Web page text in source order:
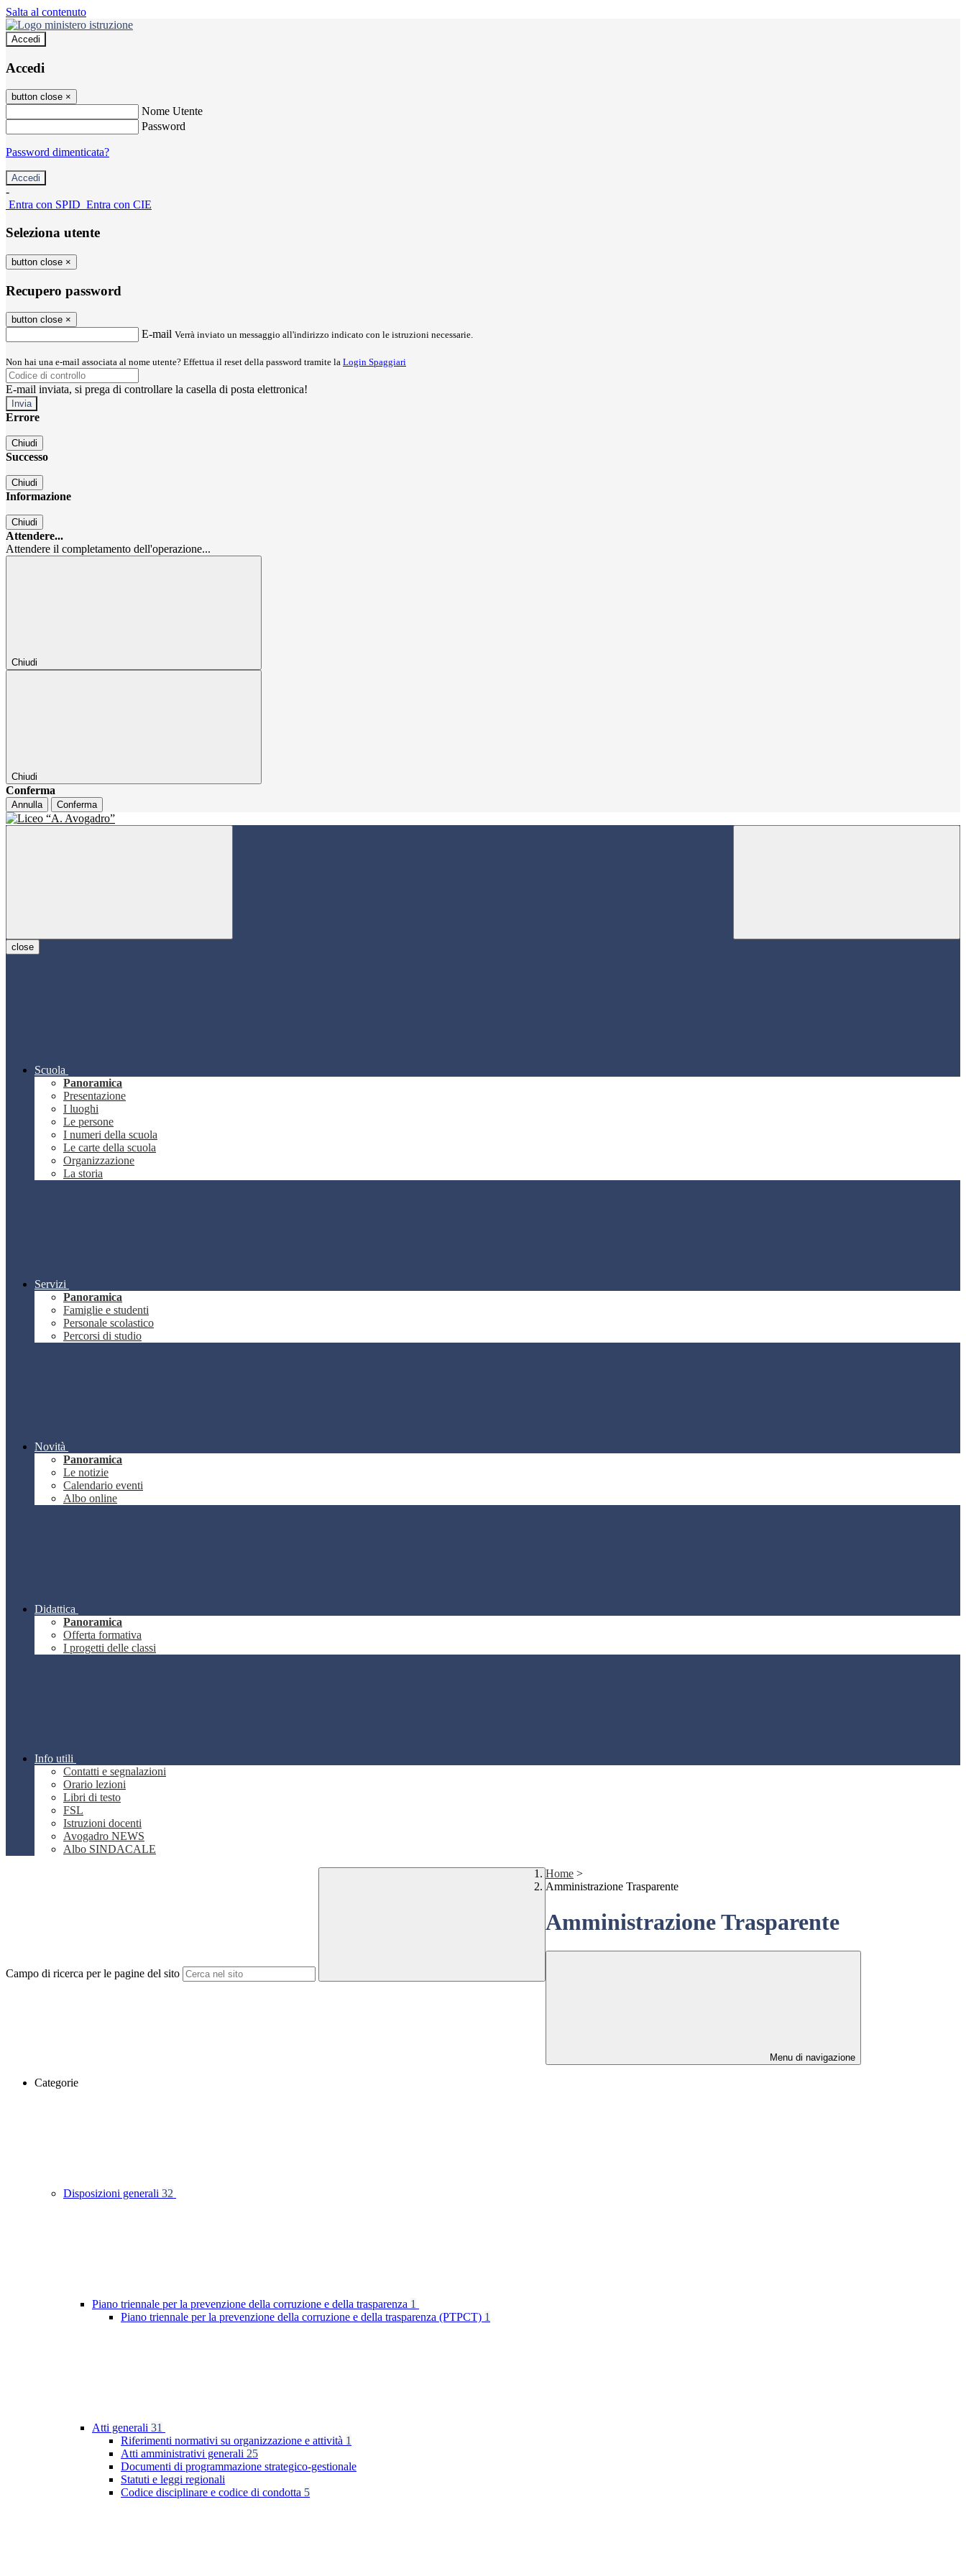
Salta al contenuto
Accedi
Accedi
button close ×
Nome Utente
Password
Password dimenticata?
-
Entra con SPID Entra con CIE
Seleziona utente
button close ×
Recupero password
button close ×
E-mail Verrà inviato un messaggio all'indirizzo indicato con le istruzioni necessarie.
Non hai una e-mail associata al nome utente? Effettua il reset della password tramite la Login Spaggiari
E-mail inviata, si prega di controllare la casella di posta elettronica!
Errore
Chiudi
Successo
Chiudi
Informazione
Chiudi
Attendere...
Attendere il completamento dell'operazione...
Chiudi
Chiudi
Conferma
Annulla Conferma
close
Scuola
Panoramica
Presentazione
I luoghi
Le persone
I numeri della scuola
Le carte della scuola
Organizzazione
La storia
Servizi
Panoramica
Famiglie e studenti
Personale scolastico
Percorsi di studio
Novità
Panoramica
Le notizie
Calendario eventi
Albo online
Didattica
Panoramica
Offerta formativa
I progetti delle classi
Info utili
Contatti e segnalazioni
Orario lezioni
Libri di testo
FSL
Istruzioni docenti
Avogadro NEWS
Albo SINDACALE
Campo di ricerca per le pagine del sito
Home >
Amministrazione Trasparente
Amministrazione Trasparente
Menu di navigazione
Categorie
Disposizioni generali 32
Piano triennale per la prevenzione della corruzione e della trasparenza 1
Piano triennale per la prevenzione della corruzione e della trasparenza (PTPCT) 1
Atti generali 31
Riferimenti normativi su organizzazione e attività 1
Atti amministrativi generali 25
Documenti di programmazione strategico-gestionale
Statuti e leggi regionali
Codice disciplinare e codice di condotta 5